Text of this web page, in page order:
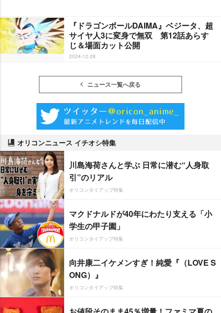
『ドラゴンボールDAIMA』ベジータ、超
サイヤ人3に変身で無双 第12話あらす
じ＆場面カット公開
2024-12-28
ニュース一覧へ戻る
オリコンニュース イチオシ特集
川島海荷さんと学ぶ 日常に潜む“人身取
引”のリアル
オリコンタイアップ特集
マクドナルドが40年にわたり支える「小
学生の甲子園」
オリコンタイアップ特集
向井康二イケメンすぎ！純愛『（LOVE S
ONG）』
オリコンタイアップ特集